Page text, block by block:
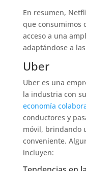
En resumen,
que consumimos
acceso a una
adaptándose a
Uber
Uber es una
la industria con su
economía
conductores y
móvil, brindando
conveniente.
incluyen: